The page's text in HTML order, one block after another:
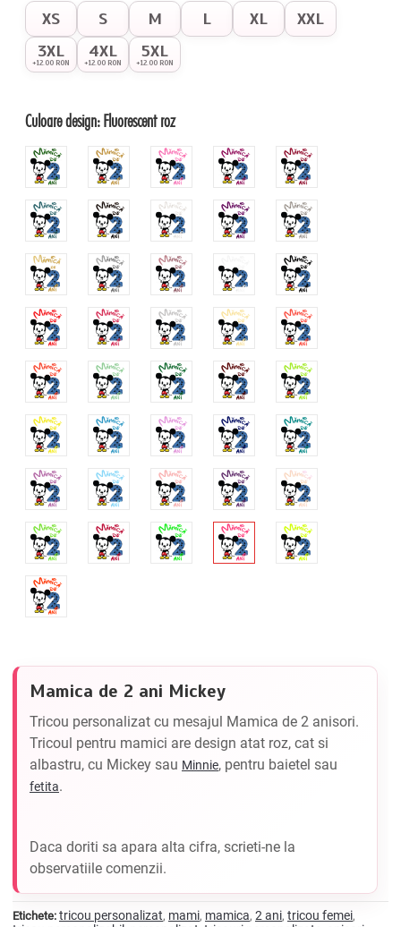
XS S M L XL
XXL
3XL
+12.00 RON
4XL
+12.00 RON
5XL
+12.00 RON
Culoare design:Fluorescent roz
Mamica de 2 ani Mickey
Tricou personalizat cu mesajul Mamica de 2 anisori.
Tricoul pentru mamici are design atat roz, cat si
albastru, cu Mickey sau Minnie, pentru baietel sau
fetita.
Daca doriti sa apara alta cifra, scrieti-ne la
observatiile comenzii.
Etichete: tricou personalizat, mami, mamica, 2 ani, tricou femei,